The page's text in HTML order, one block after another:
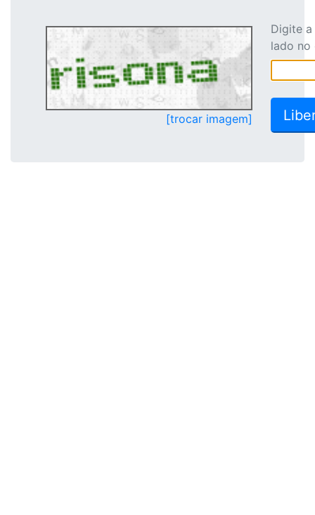
[trocar imagem]
Digite
lado no